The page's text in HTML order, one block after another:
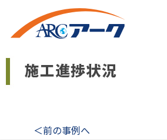
＜前の事例へ